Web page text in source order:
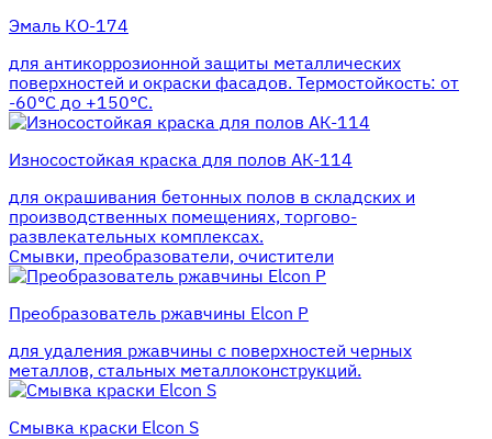
Эмаль КО-174
для антикоррозионной защиты металлических
поверхностей и окраски фасадов. Термостойкость: от
-60°С до +150°С.
Износостойкая краска для полов АК-114
для окрашивания бетонных полов в складских и
производственных помещениях, торгово-
развлекательных комплексах.
Смывки, преобразователи, очистители
Преобразователь ржавчины Elcon P
для удаления ржавчины с поверхностей черных
металлов, стальных металлоконструкций.
Смывка краски Elcon S